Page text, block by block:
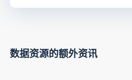
数据资源的额外资讯